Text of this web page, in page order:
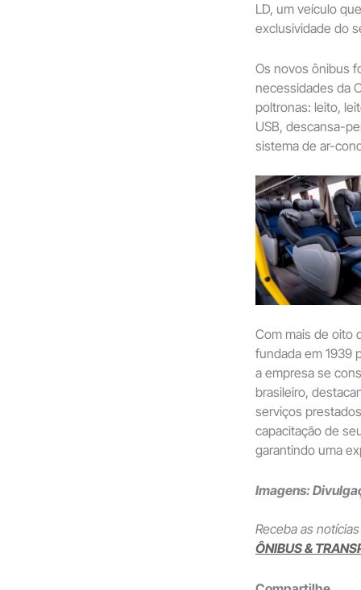
LD, um veículo
exclusividade do
Os novos ônibus
necessidades da
poltronas: leito,
USB, descansa-
sistema de ar-
Com mais de oito
fundada em 1939
a empresa se
brasileiro,
serviços
capacitação de
garantindo uma
Imagens:
Receba as
ÔNIBUS &